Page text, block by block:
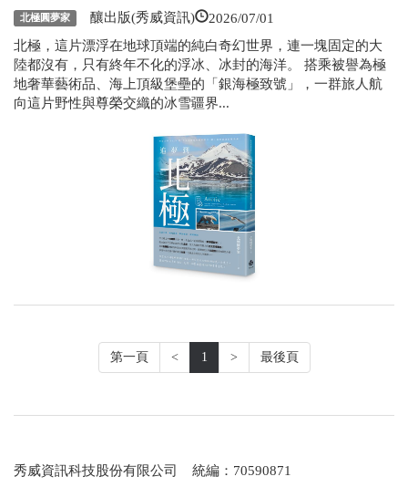
北極圓夢家 釀出版(秀威資訊) 2026/07/01
北極，這片漂浮在地球頂端的純白奇幻世界，連一塊固定的大
陸都沒有，只有終年不化的浮冰、冰封的海洋。 搭乘被譽為極
地奢華藝術品、海上頂級堡壘的「銀海極致號」，一群旅人航
向這片野性與尊榮交織的冰雪疆界...
第一頁 < 1 > 最後頁
秀威資訊科技股份有限公司 統編：70590871